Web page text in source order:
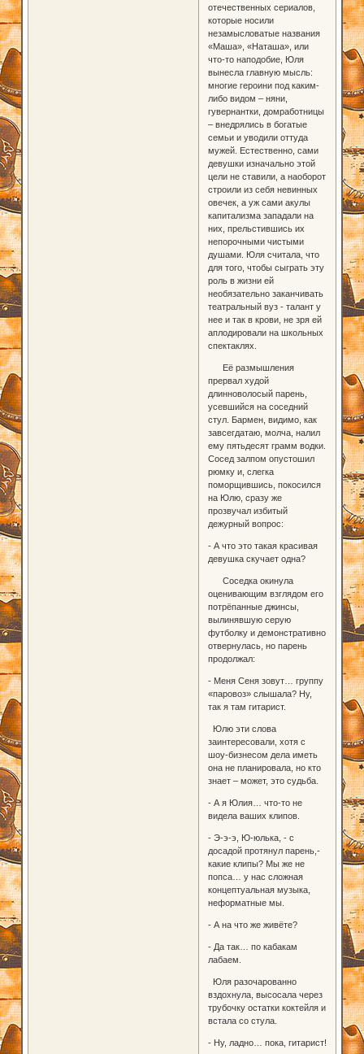
отечественных сериалов,
которые носили
незамысловатые названия
«Маша», «Наташа», или
что-то наподобие, Юля
вынесла главную мысль:
многие героини под каким-
либо видом – няни,
гувернантки, домработницы
– внедрялись в богатые
семьи и уводили оттуда
мужей. Естественно, сами
девушки изначально этой
цели не ставили, а наоборот
строили из себя невинных
овечек, а уж сами акулы
капитализма западали на
них, прельстившись их
непорочными чистыми
душами. Юля считала, что
для того, чтобы сыграть эту
роль в жизни ей
необязательно заканчивать
театральный вуз - талант у
нее и так в крови, не зря ей
аплодировали на школьных
спектаклях.
Её размышления
прервал худой
длинноволосый парень,
усевшийся на соседний
стул. Бармен, видимо, как
завсегдатаю, молча, налил
ему пятьдесят грамм водки.
Сосед залпом опустошил
рюмку и, слегка
поморщившись, покосился
на Юлю, сразу же
прозвучал избитый
дежурный вопрос:
- А что это такая красивая
девушка скучает одна?
Соседка окинула
оценивающим взглядом его
потрёпанные джинсы,
вылинявшую серую
футболку и демонстративно
отвернулась, но парень
продолжал:
- Меня Сеня зовут… группу
«паровоз» слышала? Ну,
так я там гитарист.
Юлю эти слова
заинтересовали, хотя с
шоу-бизнесом дела иметь
она не планировала, но кто
знает – может, это судьба.
- А я Юлия… что-то не
видела ваших клипов.
- Э-э-э, Ю-юлька, - с
досадой протянул парень,-
какие клипы? Мы же не
попса… у нас сложная
концептуальная музыка,
неформатные мы.
- А на что же живёте?
- Да так… по кабакам
лабаем.
Юля разочарованно
вздохнула, высосала через
трубочку остатки коктейля и
встала со стула.
- Ну, ладно… пока, гитарист!